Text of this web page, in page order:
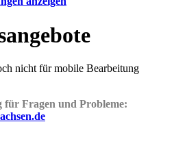
nicht für mobile Bearbeitung
Fragen und Probleme: